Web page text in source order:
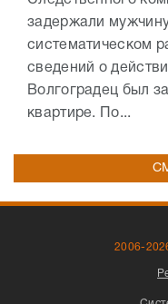
задержали
систематическом
сведений о
Волгоградец был
квартире. По...
2006-